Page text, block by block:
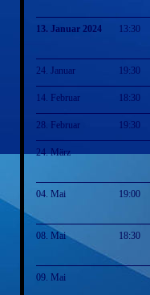
13. Januar 2024 13:30
24. Januar 19:30
14. Februar 18:30
28. Februar 19:30
24. März
04. Mai 19:00
08. Mai 18:30
09. Mai